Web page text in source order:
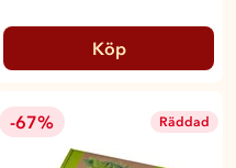
Köp
-67% Räddad